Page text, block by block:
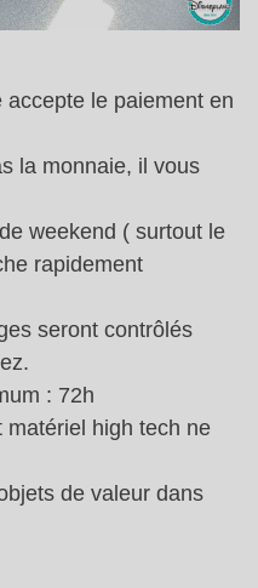
le paiement en
la monnaie, il vous
weekend ( surtout le
rapidement
seront contrôlés
: 72h
high tech ne
de valeur dans